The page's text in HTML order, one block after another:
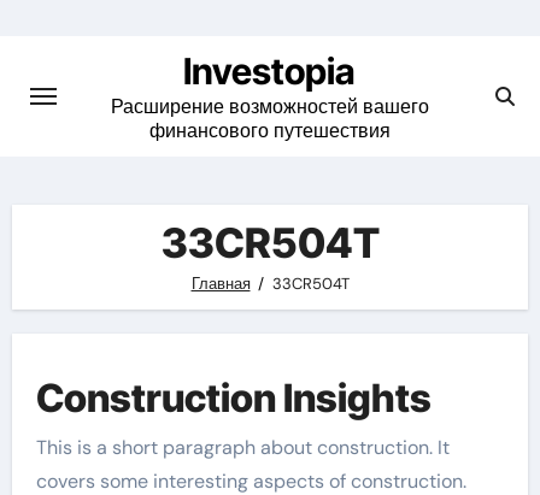
content
Investopia
Расширение возможностей вашего
финансового путешествия
33CR504T
Главная 33CR504T
Construction Insights
This is a short paragraph about construction. It
covers some interesting aspects of construction.